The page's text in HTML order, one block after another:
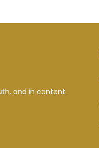
and in content.